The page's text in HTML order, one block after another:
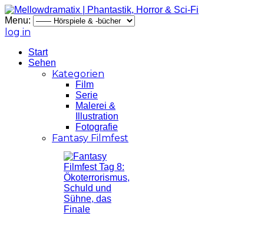
Menu:
log in
Start
Sehen
Kategorien
Film
Serie
Malerei &
Illustration
Fotografie
Fantasy Filmfest